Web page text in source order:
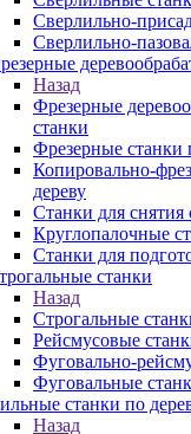
Сверлильно-
Сверлильно-
Назад
Фрезерные
станки
Фрезерные станки
Копировально-
дереву
Станки для снятия
Круглопалочные
Станки для
станки
Назад
Строгальные
Рейсмусовые
Фуговально-
Фуговальные
станки по
Назад